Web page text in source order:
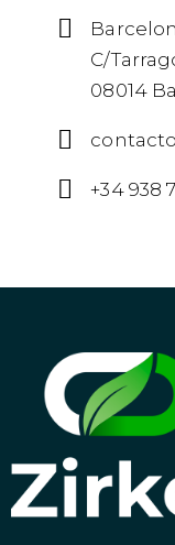
C/
08014
+34 938